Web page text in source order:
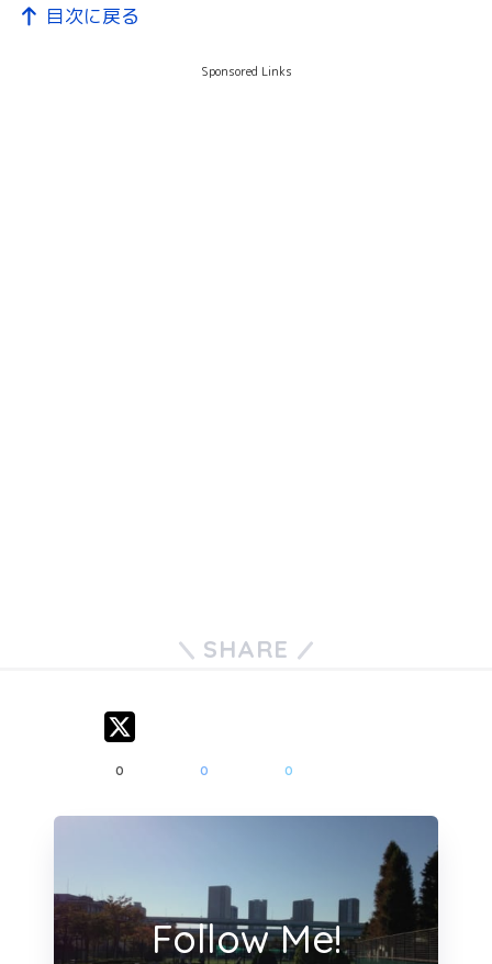
目次に戻る
Sponsored Links
SHARE
0 0 0
Follow Me!